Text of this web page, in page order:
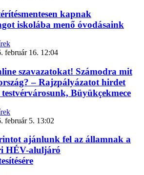
kapnak
iskolába menő óvodásaink
február 16. 12:04
szavazatokat! Számodra mit
– Rajzpályázatot hirdet
Büyükçekmece
február 5. 13:02
ajánlunk fel az államnak a
HÉV-aluljáró